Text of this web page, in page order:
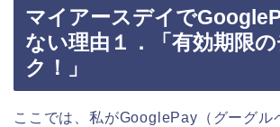
マイアースデイで
ない理由１．「有効期限
ク！」
ここでは、私がGooglePay（グーグル